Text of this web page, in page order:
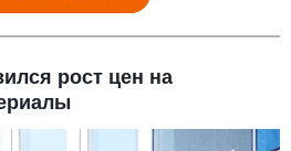
рост цен на